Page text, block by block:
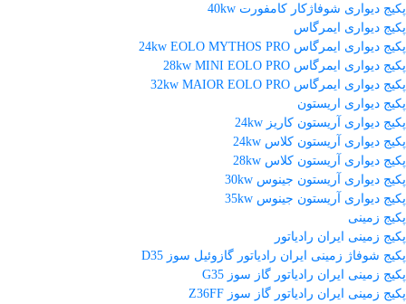
پکیج دیواری شوفاژکار کامفورت 40kw
پکیج دیواری ایمرگاس
پکیج دیواری ایمرگاس 24kw EOLO MYTHOS PRO
پکیج دیواری ایمرگاس 28kw MINI EOLO PRO
پکیج دیواری ایمرگاس 32kw MAIOR EOLO PRO
پکیج دیواری اریستون
پکیج دیواری آریستون کاریز 24kw
پکیج دیواری آریستون کلاس 24kw
پکیج دیواری آریستون کلاس 28kw
پکیج دیواری آریستون جینوس 30kw
پکیج دیواری آریستون جینوس 35kw
پکیج زمینی
پکیج زمینی ایران رادیاتور
پکیج شوفاژ زمینی ایران رادیاتور گازوئیل سوز D35
پکیج زمینی ایران رادیاتور گاز سوز G35
پکیج زمینی ایران رادیاتور گاز سوز Z36FF